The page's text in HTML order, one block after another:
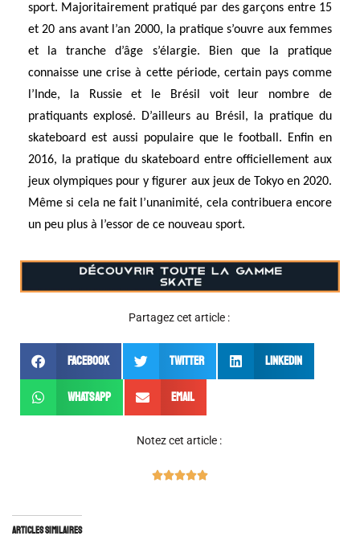
sport. Majoritairement pratiqué par des garçons entre 15
et 20 ans avant l’an 2000, la pratique s’ouvre aux femmes
et la tranche d’âge s’élargie. Bien que la pratique
connaisse une crise à cette période, certain pays comme
l’Inde, la Russie et le Brésil voit leur nombre de
pratiquants explosé. D’ailleurs au Brésil, la pratique du
skateboard est aussi populaire que le football. Enfin en
2016, la pratique du skateboard entre officiellement aux
jeux olympiques pour y figurer aux jeux de Tokyo en 2020.
Même si cela ne fait l’unanimité, cela contribuera encore
un peu plus à l’essor de ce nouveau sport.
Partagez cet article :
Facebook Twitter LinkedIn
WhatsApp Email
Notez cet article :

Articles similaires